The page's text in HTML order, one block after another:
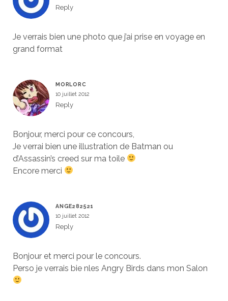
Reply
Je verrais bien une photo que j’ai prise en voyage en
grand format
MORLORC
10 juillet 2012
Reply
Bonjour, merci pour ce concours,
Je verrai bien une illustration de Batman ou
d’Assassin’s creed sur ma toile
Encore merci
ANGE282521
10 juillet 2012
Reply
Bonjour et merci pour le concours.
Perso je verrais bie nles Angry Birds dans mon Salon